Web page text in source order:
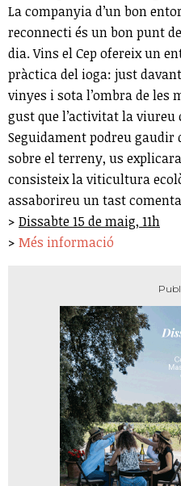
La companyia d’un bon
reconnecti és un bon punt
dia. Vins el Cep ofereix un
pràctica del ioga: just
vinyes i sota l’ombra de les
gust que l’activitat la
Seguidament podreu gaudir
sobre el terreny, us
consisteix la viticultura
assaborireu un tast
> Dissabte 15 de maig, 11h
> Més informació